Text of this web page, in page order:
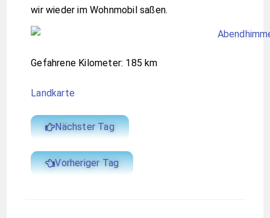
wir wieder im Wohnmobil saßen.
Gefahrene Kilometer: 185 km
Landkarte
Nächster Tag
Vorheriger Tag